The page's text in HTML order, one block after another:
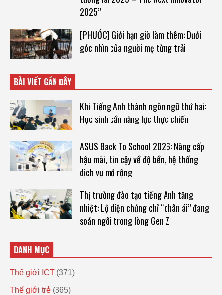
2025”
[PHƯỚC] Giới hạn giờ làm thêm: Dưới
góc nhìn của người mẹ từng trải
BÀI VIẾT GẦN ĐÂY
Khi Tiếng Anh thành ngôn ngữ thứ hai:
Học sinh cần năng lực thực chiến
ASUS Back To School 2026: Nâng cấp
hậu mãi, tin cậy về độ bền, hệ thống
dịch vụ mở rộng
Thị trường đào tạo tiếng Anh tăng
nhiệt: Lộ diện chứng chỉ “chân ái” đang
soán ngôi trong lòng Gen Z
DANH MỤC
Thế giới ICT (371)
Thế giới trẻ (365)